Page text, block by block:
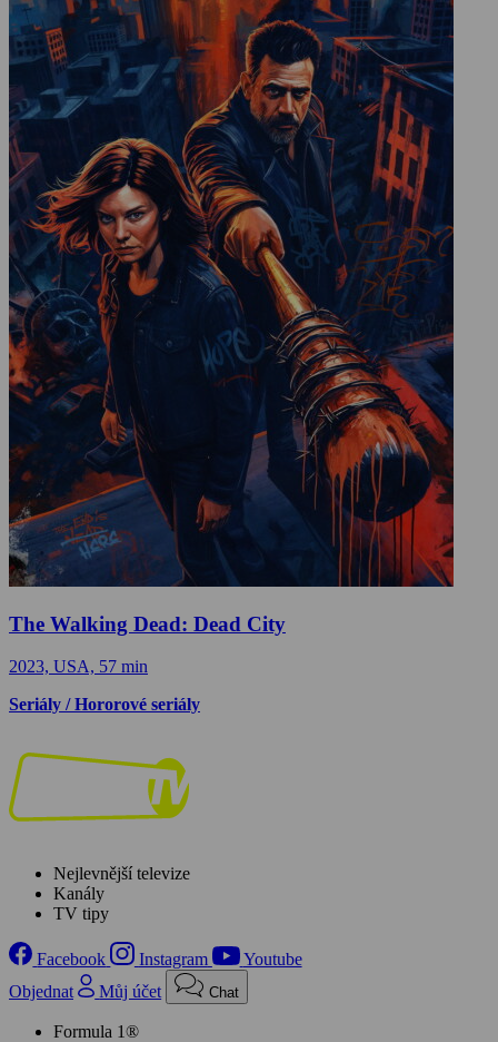
The Walking Dead: Dead City
2023, USA, 57 min
Seriály / Hororové seriály
Nejlevnější televize
Kanály
TV tipy
Facebook Instagram
Youtube
Objednat
Můj účet Chat
Formula 1®